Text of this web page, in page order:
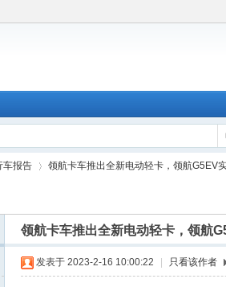
车报告
›
领航卡车推出全新电动轻卡，领航G5EV
领航卡车推出全新电动轻卡，领航
发表于 2023-2-16 10:00:22 只看该作者